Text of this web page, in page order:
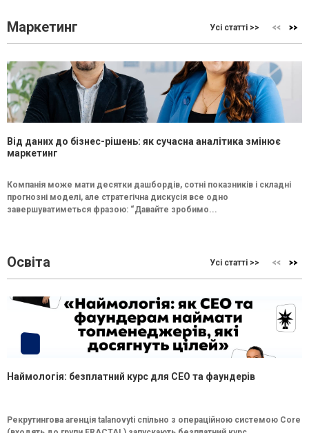
Маркетинг Усі статті >>
Від даних до бізнес-рішень: як сучасна аналітика змінює
маркетинг
Компанія може мати десятки дашбордів, сотні показників і складні
прогнозні моделі, але стратегічна дискусія все одно
завершуватиметься фразою: “Давайте зробимо...
Освіта Усі статті >>
Наймологія: безплатний курс для CEO та фаундерів
Рекрутингова агенція talanovyti спільно з операційною системою Core